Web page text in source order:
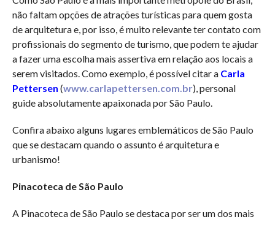
não faltam opções de atrações turísticas para quem gosta
de arquitetura e, por isso, é muito relevante ter contato com
profissionais do segmento de turismo, que podem te ajudar
a fazer uma escolha mais assertiva em relação aos locais a
serem visitados. Como exemplo, é possível citar a Carla
Pettersen (www.carlapettersen.com.br), personal
guide absolutamente apaixonada por São Paulo.
Confira abaixo alguns lugares emblemáticos de São Paulo
que se destacam quando o assunto é arquitetura e
urbanismo!
Pinacoteca de São Paulo
A Pinacoteca de São Paulo se destaca por ser um dos mais